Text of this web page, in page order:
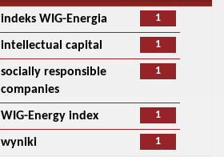
1
indeks WIG-Energia
1
intellectual capital
1
socially responsible
companies
1
WIG-Energy index
1
wyniki